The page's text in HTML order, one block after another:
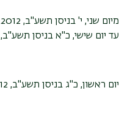
מיום שני, י' בניסן תשע"ב, 2.4.2012
עד יום שישי, כ"א בניסן תשע"ב, 13.4.2012
יום ראשון, כ"ג בניסן תשע"ב, 15.4.2012